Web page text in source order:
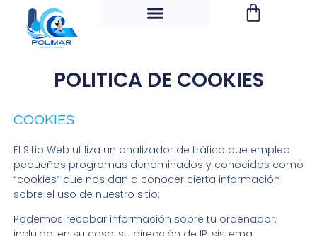
POLITICA DE COOKIES
COOKIES
El Sitio Web utiliza un analizador de tráfico que emplea
pequeños programas denominados y conocidos como
“cookies” que nos dan a conocer cierta información
sobre el uso de nuestro sitio:
Podemos recabar información sobre tu ordenador,